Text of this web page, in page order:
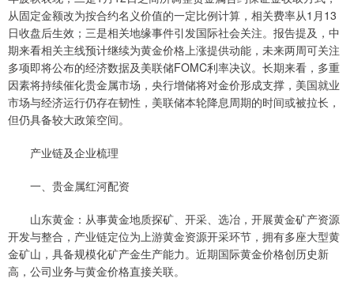
从固定金额改为按合约名义价值的一定比例计算，相关费率从1月13
日收盘后生效；三是相关地缘事件引发国际社会关注。报告提及，中
期来看相关主线预计继续为黄金价格上涨提供动能，未来两周可关注
多项即将公布的经济数据及美联储FOMC利率决议。长期来看，多重
因素将持续催化贵金属市场，央行增储将对金价形成支撑，美国就业
市场与经济运行仍存在韧性，美联储本轮降息周期的时间或被拉长，
但仍具备较大政策空间。
产业链及企业梳理
一、贵金属红河配资
山东黄金：从事黄金地质探矿、开采、选冶，开展黄金矿产资源
开发与整合，产业链定位为上游黄金资源开采环节，拥有多座大型黄
金矿山，具备规模化矿产金生产能力。近期国际黄金价格创历史新
高，公司业务与黄金价格直接关联。